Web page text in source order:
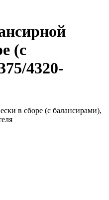
(с
4320-